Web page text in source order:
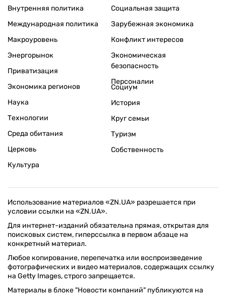
Внутренняя политика
Международная политика
Макроуровень
Энергорынок
Приватизация
Экономика регионов
Социальная защита
Зарубежная экономика
Конфликт интересов
Экономическая
безопасность
Персоналии
Наука
Технологии
Среда обитания
Церковь
Культура
Социум
История
Круг семьи
Туризм
Собственность
Использование материалов «ZN.UA» разрешается при
условии ссылки на «ZN.UA».
Для интернет-изданий обязательна прямая, открытая для
поисковых систем, гиперссылка в первом абзаце на
конкретный материал.
Любое копирование, перепечатка или воспроизведение
фотографических и видео материалов, содержащих ссылку
на Getty Images, строго запрещается.
Материалы в блоке "Новости компаний" публикуются на